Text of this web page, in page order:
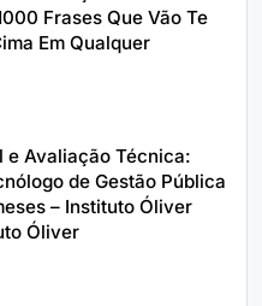
Frases Que Vão Te
Em Qualquer
e Avaliação Técnica:
de Gestão Pública
– Instituto Óliver
Óliver